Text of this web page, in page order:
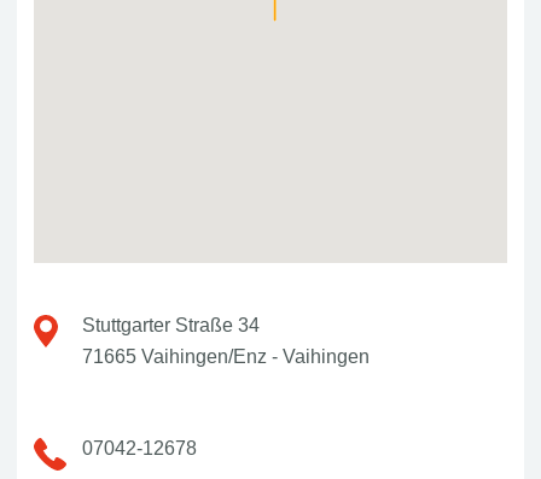
Stuttgarter Straße 34
71665 Vaihingen/Enz - Vaihingen
07042-12678